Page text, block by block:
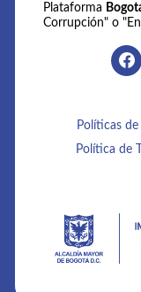
Plataforma
Corrupción" o
Políticas
Política de